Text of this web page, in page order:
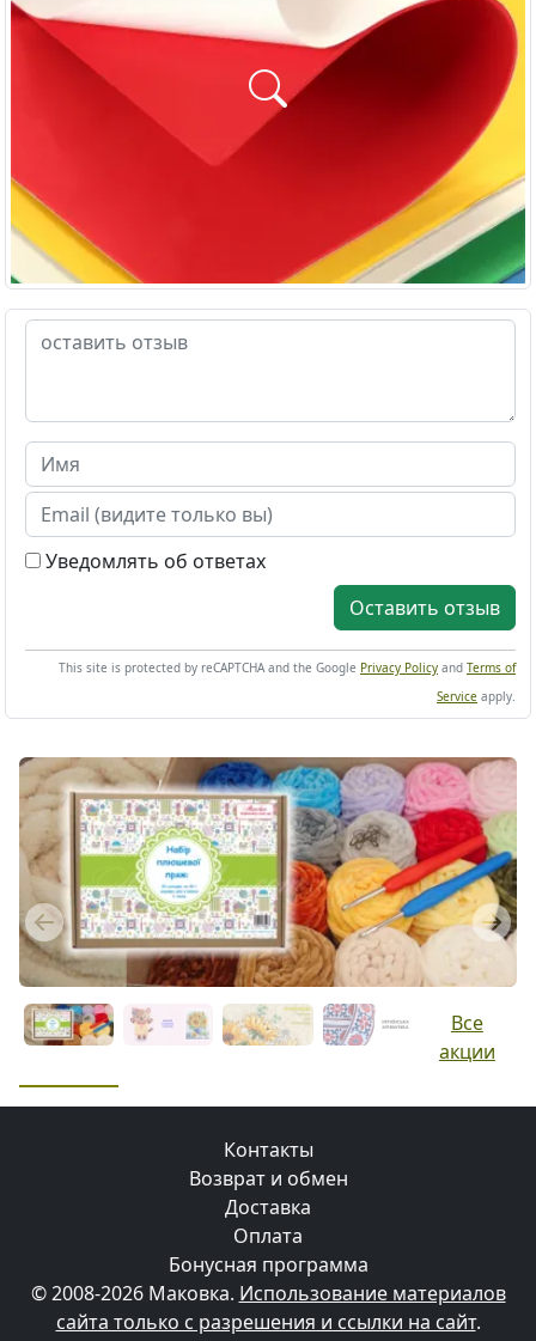
Уведомлять об ответах
Оставить отзыв
This site is protected by reCAPTCHA and the Google Privacy Policy and Terms of
Service apply.
Previous Next
Все
акции
Контакты
Возврат и обмен
Доставка
Оплата
Бонусная программа
© 2008-2026 Маковка. Использование материалов
сайта только с разрешения и ссылки на сайт.